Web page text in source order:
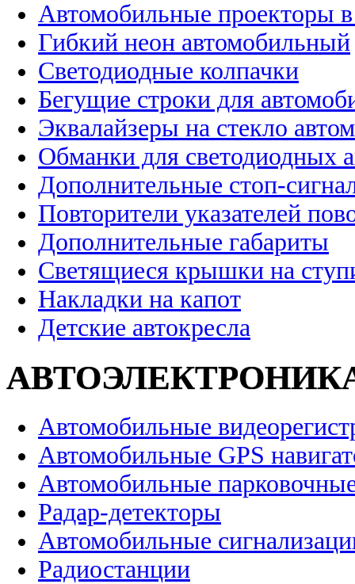
Автомобильные проекторы
Гибкий неон автомобильный
Светодиодные колпачки
Бегущие строки для
Эквалайзеры на стекло
Обманки для светодиодных
Дополнительные стоп-
Повторители указателей
Дополнительные габариты
Светящиеся крышки на
Накладки на капот
Детские автокресла
Автомобильные
Автомобильные GPS
Автомобильные
Радар-детекторы
Автомобильные
Радиостанции